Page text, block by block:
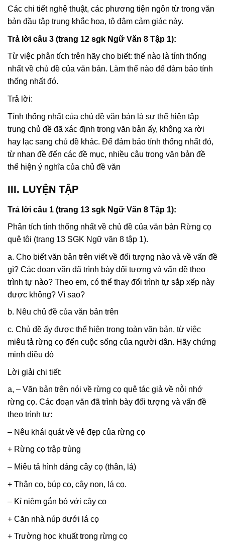
Các chi tiết nghệ thuật, các phương tiện ngôn từ trong văn
bản đầu tập trung khắc họa, tô đậm cảm giác này.
Trả lời câu 3 (trang 12 sgk Ngữ Văn 8 Tập 1):
Từ việc phân tích trên hãy cho biết: thế nào là tính thống
nhất về chủ đề của văn bản. Làm thế nào để đảm bảo tính
thống nhất đó.
Trả lời:
Tính thống nhất của chủ đề văn bản là sự thể hiện tập
trung chủ đề đã xác định trong văn bản ấy, không xa rời
hay lạc sang chủ đề khác. Để đảm bảo tính thống nhất đó,
từ nhan đề đến các đề mục, nhiều câu trong văn bản đề
thể hiện ý nghĩa của chủ đề văn
III. LUYỆN TẬP
Trả lời câu 1 (trang 13 sgk Ngữ Văn 8 Tập 1):
Phân tích tính thống nhất về chủ đề của văn bản Rừng cọ
quê tôi (trang 13 SGK Ngữ văn 8 tập 1).
a. Cho biết văn bản trên viết về đối tượng nào và về vấn đề
gì? Các đoạn văn đã trình bày đối tượng và vấn đề theo
trình tự nào? Theo em, có thể thay đổi trình tự sắp xếp này
được không? Vì sao?
b. Nêu chủ đề của văn bản trên
c. Chủ đề ấy được thể hiện trong toàn văn bản, từ việc
miêu tả rừng cọ đến cuộc sống của người dân. Hãy chứng
minh điều đó
Lời giải chi tiết:
a, – Văn bản trên nói về rừng cọ quê tác giả về nỗi nhớ
rừng cọ. Các đoạn văn đã trình bày đối tượng và vấn đề
theo trình tự:
– Nêu khái quát về vẻ đẹp của rừng cọ
+ Rừng cọ trập trùng
– Miêu tả hình dáng cây cọ (thân, lá)
+ Thân cọ, búp cọ, cây non, lá cọ.
– Kỉ niệm gắn bó với cây cọ
+ Căn nhà núp dưới lá cọ
+ Trường học khuất trong rừng cọ